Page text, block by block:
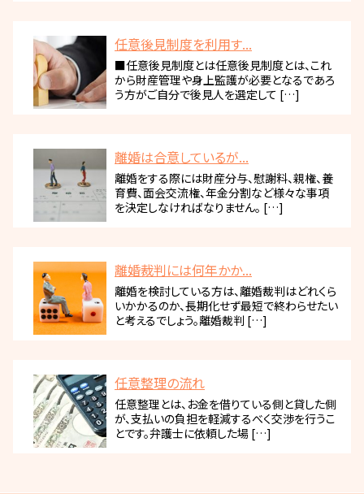
任意後見制度を利用す...
■任意後見制度とは任意後見制度とは、これ
から財産管理や身上監護が必要となるであろ
う方がご自分で後見人を選定して […]
離婚は合意しているが...
離婚をする際には財産分与、慰謝料、親権、養
育費、面会交流権、年金分割など様々な事項
を決定しなければなりません。 […]
離婚裁判には何年かか...
離婚を検討している方は、離婚裁判はどれくら
いかかるのか、長期化せず最短で終わらせたい
と考えるでしょう。離婚裁判 […]
任意整理の流れ
任意整理とは、お金を借りている側と貸した側
が、支払いの負担を軽減するべく交渉を行うこ
とです。弁護士に依頼した場 […]